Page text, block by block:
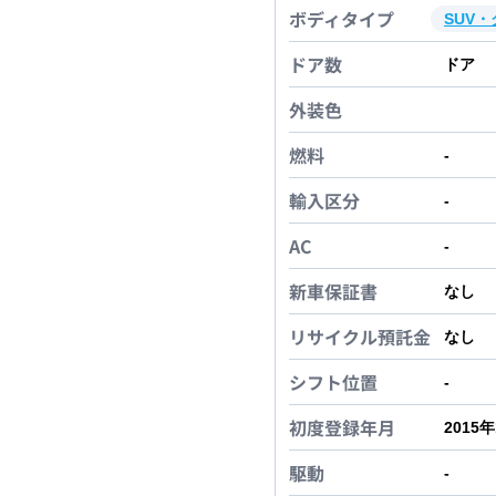
ボディタイプ SUV・
ドア数 ドア
外装色
燃料
-
輸入区分 -
AC -
新車保証書 なし
リサイクル預託金 なし
シフト位置 -
初度登録年月 2015年
駆動 -